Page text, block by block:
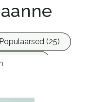
Populaarsed (25)
(165)
(229)